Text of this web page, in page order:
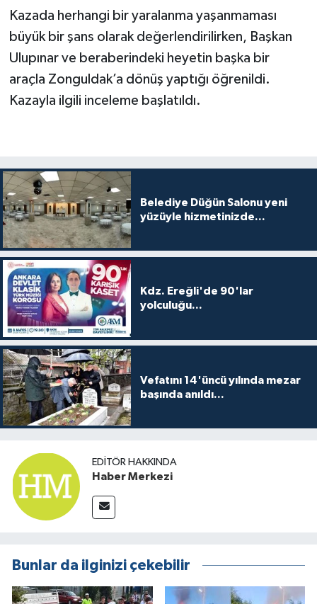
Kazada herhangi bir yaralanma yaşanmaması
büyük bir şans olarak değerlendirilirken, Başkan
Ulupınar ve beraberindeki heyetin başka bir
araçla Zonguldak’a dönüş yaptığı öğrenildi.
Kazayla ilgili inceleme başlatıldı.
Belediye Düğün Salonu yeni
yüzüyle hizmetinizde...
Kdz. Ereğli'de 90'lar
yolculuğu...
Vefatını 14'üncü yılında mezar
başında anıldı...
EDITÖR HAKKINDA
Haber Merkezi
Bunlar da ilginizi çekebilir